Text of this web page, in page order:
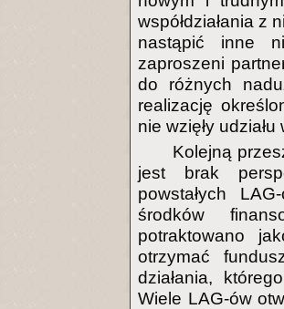
współdziałania z
nastąpić inne
zaproszeni
do różnych
realizację
nie wzięły
Kolejną
jest brak
powstałych
środków
potraktowano
otrzymać
działania,
Wiele LAG-ów